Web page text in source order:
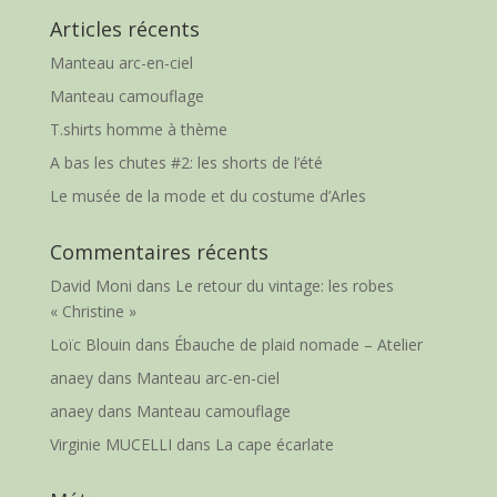
Articles récents
Manteau arc-en-ciel
Manteau camouflage
T.shirts homme à thème
A bas les chutes #2: les shorts de l’été
Le musée de la mode et du costume d’Arles
Commentaires récents
David Moni dans Le retour du vintage: les robes
« Christine »
Loïc Blouin dans Ébauche de plaid nomade – Atelier
anaeydans Manteau arc-en-ciel
anaeydans Manteau camouflage
Virginie MUCELLI dans La cape écarlate